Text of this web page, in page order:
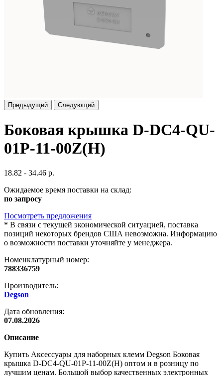
Предыдущий Следующий
Боковая крышка D-DC4-QU-
01P-11-00Z(H)
18.82 - 34.46 р.
Ожидаемое время поставки на склад:
по запросу
Посмотреть предложения
* В связи с текущей экономической ситуацией, поставка
позиций некоторых брендов США невозможна. Информацию
о возможности поставки уточняйте у менеджера.
Номенклатурный номер:
788336759
Производитель:
Degson
Дата обновления:
07.08.2026
Описание
Купить Аксессуары для наборных клемм Degson Боковая
крышка D-DC4-QU-01P-11-00Z(H) оптом и в розницу по
лучшим ценам. Большой выбор качественных электронных